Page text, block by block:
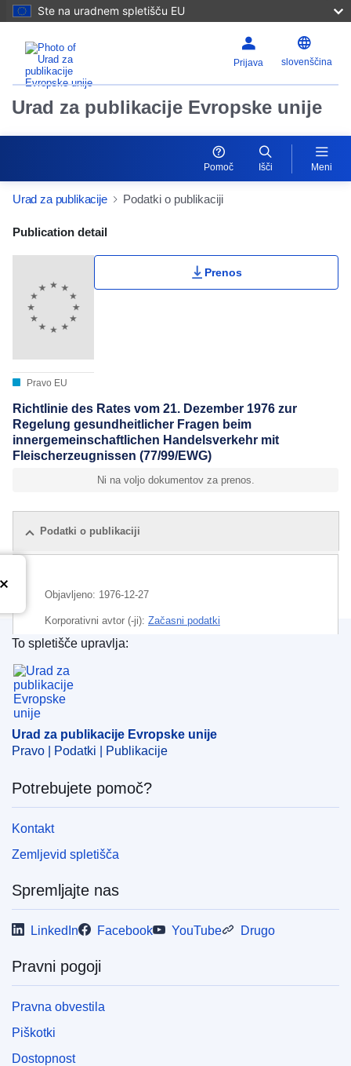
Ste na uradnem spletišču EU
Prijava slovenščina
Urad za publikacije Evropske unije
Pomoč Išči Meni
Urad za publikacije Podatki o publikaciji
Publication Detail Actions Portlet
Publication detail
Pravo EU
Prenos
Richtlinie des Rates vom 21. Dezember 1976 zur
Regelung gesundheitlicher Fragen beim
innergemeinschaftlichen Handelsverkehr mit
Fleischerzeugnissen (77/99/EWG)
Ni na voljo dokumentov za prenos.
Podatki o publikaciji
Objavljeno: 1976-12-27
Korporativni avtor (-ji): Začasni podatki
Urad za publikacije Evropske unije
To spletišče upravlja:
Urad za publikacije Evropske unije
Pravo | Podatki | Publikacije
Potrebujete pomoč?
Kontakt
Zemljevid spletišča
Spremljajte nas
LinkedIn Facebook YouTube Drugo
Pravni pogoji
Pravna obvestila
Piškotki
Dostopnost